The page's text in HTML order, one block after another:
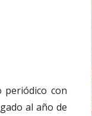
periódico con
al año de